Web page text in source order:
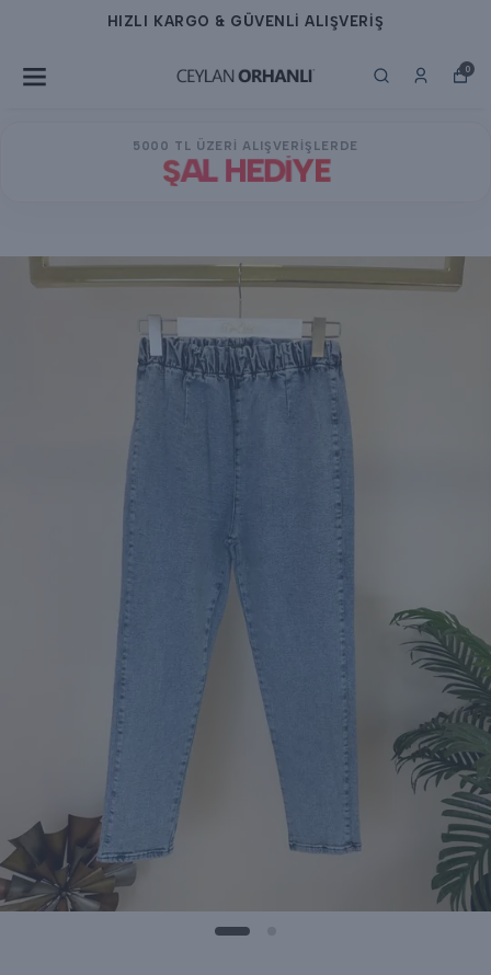
HIZLI KARGO & GÜVENLİ ALIŞVERİŞ
0
5000 TL ÜZERİ ALIŞVERİŞLERDE
ŞAL HEDİYE